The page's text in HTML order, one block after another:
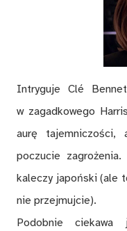
Intryguje Clé
w zagadkowego
aurę
poczucie
kaleczy japoński (ale
nie przejmujcie).
Podobnie ciekawa